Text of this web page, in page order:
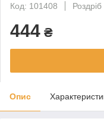
Код: 101408
Роздріб
444 ₴
Опис